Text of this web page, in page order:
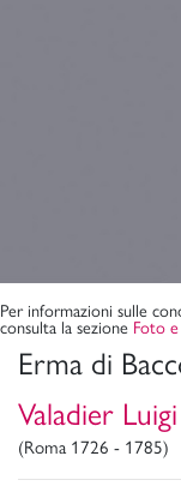
Erma di
Valadier Luigi
(Roma 1726 - 1785)
Per informazioni sulle
consulta la sezione Foto